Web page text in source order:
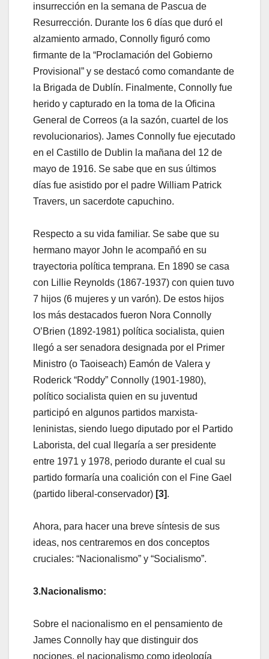
insurrección en la semana de Pascua de
Resurrección. Durante los 6 días que duró el
alzamiento armado, Connolly figuró como
firmante de la “Proclamación del Gobierno
Provisional” y se destacó como comandante de
la Brigada de Dublín. Finalmente, Connolly fue
herido y capturado en la toma de la Oficina
General de Correos (a la sazón, cuartel de los
revolucionarios). James Connolly fue ejecutado
en el Castillo de Dublin la mañana del 12 de
mayo de 1916. Se sabe que en sus últimos
días fue asistido por el padre William Patrick
Travers, un sacerdote capuchino.
Respecto a su vida familiar. Se sabe que su
hermano mayor John le acompañó en su
trayectoria política temprana. En 1890 se casa
con Lillie Reynolds (1867-1937) con quien tuvo
7 hijos (6 mujeres y un varón). De estos hijos
los más destacados fueron Nora Connolly
O’Brien (1892-1981) política socialista, quien
llegó a ser senadora designada por el Primer
Ministro (o Taoiseach) Eamón de Valera y
Roderick “Roddy” Connolly (1901-1980),
político socialista quien en su juventud
participó en algunos partidos marxista-
leninistas, siendo luego diputado por el Partido
Laborista, del cual llegaría a ser presidente
entre 1971 y 1978, periodo durante el cual su
partido formaría una coalición con el Fine Gael
(partido liberal-conservador) [3].
Ahora, para hacer una breve síntesis de sus
ideas, nos centraremos en dos conceptos
cruciales: “Nacionalismo” y “Socialismo”.
3.Nacionalismo:
Sobre el nacionalismo en el pensamiento de
James Connolly hay que distinguir dos
nociones, el nacionalismo como ideología